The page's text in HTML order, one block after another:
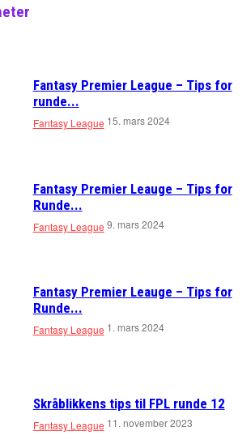
Fantasy Premier League – Tips for
runde...
Fantasy League 15. mars 2024
Fantasy Premier Leauge – Tips for
Runde...
Fantasy League 9. mars 2024
Fantasy Premier Leauge – Tips for
Runde...
Fantasy League 1. mars 2024
Skråblikkens tips til FPL runde 12
Fantasy League 11. november 2023